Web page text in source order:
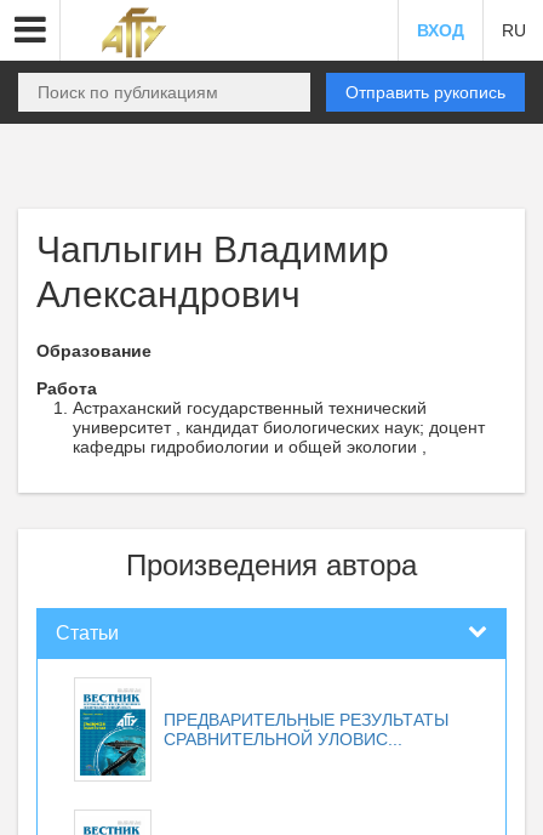
ВХОД RU
Отправить рукопись
Чаплыгин Владимир
Александрович
Образование
Работа
Астраханский государственный технический
университет , кандидат биологических наук; доцент
кафедры гидробиологии и общей экологии ,
Произведения автора
Статьи
ПРЕДВАРИТЕЛЬНЫЕ РЕЗУЛЬТАТЫ
СРАВНИТЕЛЬНОЙ УЛОВИС...